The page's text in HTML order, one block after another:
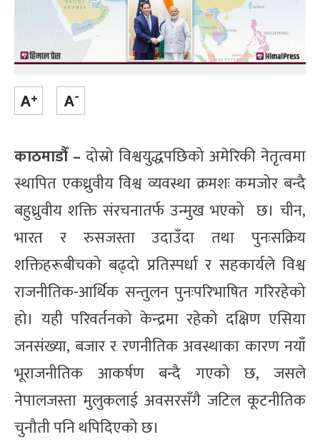
काठमाडौँ – दोस्रो विश्वयुद्धपछिको अमेरिकी नेतृत्वमा
स्थापित एकध्रुवीय विश्व व्यवस्था क्रमशः कमजोर बन्दै
बहुध्रुवीय शक्ति संरचनातर्फ उन्मुख भएको छ। चीन,
भारत र रुसजस्ता उदाउँदा तथा पुनःसक्रिय
शक्तिहरूबीचको बढ्दो प्रतिस्पर्धा र सहकार्यले विश्व
राजनीतिक-आर्थिक सन्तुलन पुनःपरिभाषित गरिरहेको
हो। यही परिवर्तनको केन्द्रमा रहेको दक्षिण एसिया
जनसंख्या, बजार र रणनीतिक अवस्थाका कारण नयाँ
भूराजनीतिक आकर्षण बन्दै गएको छ, जसले
नेपालजस्ता मुलुकलाई अवसरसँगै जटिल कूटनीतिक
चुनौती पनि थपिदिएको छ।